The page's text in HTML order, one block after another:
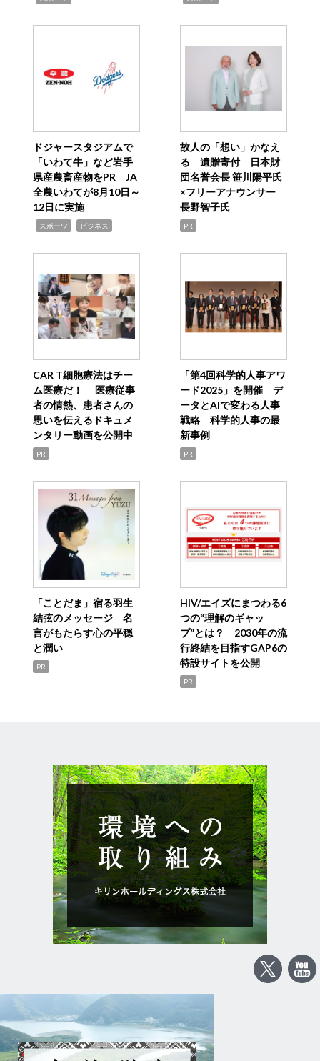
ドジャースタジアムで
「いわて牛」など岩手
県産農畜産物をPR JA
全農いわてが8月10日～
12日に実施
スポーツ ビジネス
故人の「想い」かなえ
る 遺贈寄付 日本財
団名誉会長 笹川陽平氏
×フリーアナウンサー
長野智子氏
PR
CAR T細胞療法はチー
ム医療だ！ 医療従事
者の情熱、患者さんの
思いを伝えるドキュメ
ンタリー動画を公開中
PR
「第4回科学的人事アワ
ード2025」を開催 デ
ータとAIで変わる人事
戦略 科学的人事の最
新事例
PR
「ことだま」宿る羽生
結弦のメッセージ 名
言がもたらす心の平穏
と潤い
PR
HIV/エイズにまつわる6
つの“理解のギャッ
プ”とは？ 2030年の流
行終結を目指すGAP6の
特設サイトを公開
PR